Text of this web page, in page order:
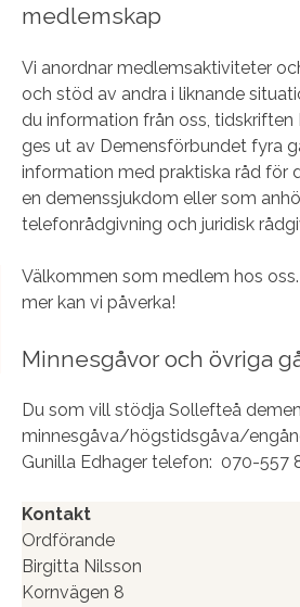
medlemskap
Vi anordnar medlemsaktiviteter
och stöd av andra i liknande
du information från oss,
ges ut av Demensförbundet fyra
information med praktiska råd för
en demenssjukdom eller som
telefonrådgivning och juridisk
Välkommen som medlem hos
mer kan vi påverka!
Minnesgåvor och övriga
Du som vill stödja Sollefteå
minnesgåva/högstidsgåva/
Gunilla Edhager telefon: 070-557
Kontakt
Ordförande
Birgitta Nilsson
Kornvägen 8